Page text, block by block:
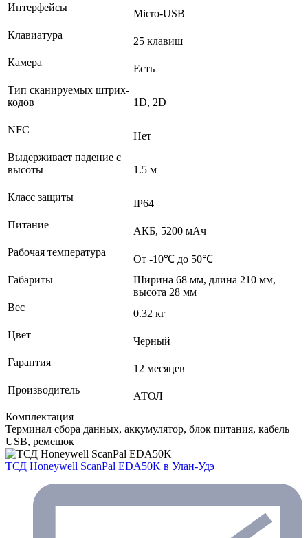
Интерфейсы
Micro-USB
Клавиатура
25 клавиш
Камера
Есть
Тип сканируемых штрих-
кодов
1D, 2D
NFC
Нет
Выдерживает падение с
высоты
1.5 м
Класс защиты
IP64
Питание
АКБ, 5200 мАч
Рабочая температура
От -10℃ до 50℃
Габариты
Ширина 68 мм, длина 210 мм,
высота 28 мм
Вес
0.32 кг
Цвет
Черный
Гарантия
12 месяцев
Производитель
АТОЛ
Комплектация
Терминал сбора данных, аккумулятор, блок питания, кабель
USB, ремешок
ТСД Honeywell ScanPal EDA50K в Улан-Удэ